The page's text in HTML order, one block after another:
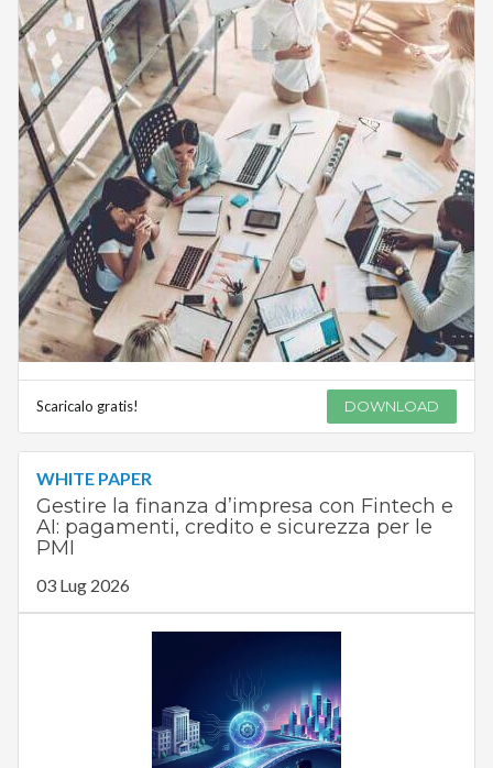
Scaricalo gratis! DOWNLOAD
WHITE PAPER
Gestire la finanza d’impresa con Fintech e
AI: pagamenti, credito e sicurezza per le
PMI
03 Lug 2026